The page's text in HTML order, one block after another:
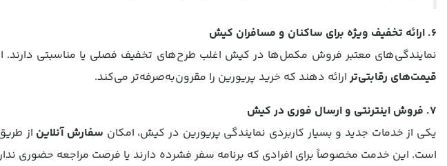
6. ارائه تخفیف‌ ویژه برای ساکنان و مسافران کیش
نمایندگی‌های معتبر فروش مکمل‌ها در کیش اغلب طرح‌های تخفیف فصلی یا مناسبتی
قیمت‌های رقابتی‌تر ارائه دهند که خرید پریورین را مقرون‌به‌صرفه‌تر می‌کند.
7. فروش اینترنتی و ارسال فوری در کیش
یکی از خدمات جدید و بسیار کاربردی نمایندگی پریورین در کیش، امکان سفارش آنلاین از
است. این خدمت مخصوصاً برای افرادی که برنامه سفر فشرده دارند یا فرصت مراجعه حضوری